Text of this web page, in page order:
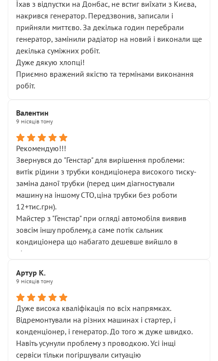
Їхав з відпустки на Донбас, не встиг виїхати з Києва,
накрився генератор. Передзвонив, записали і
прийняли миттєво. За декілька годин перебрали
генератор, замінили радіатор на новий і виконали ще
декілька суміжних робіт.
Дуже дякую хлопці!
Приємно вражений якістю та термінами виконання
робіт.
Валентин
9 місяців тому
Рекомендую!!!
Звернувся до "Генстар" для вирішення проблеми:
витік рідини з трубки кондиціонера високого тиску-
заміна даної трубки (перед цим діагностували
машину на іншому СТО,ціна трубки без роботи
12+тис.грн).
Майстер з "Генстар" при огляді автомобіля виявив
зовсім іншу проблему,а саме потік сальник
кондиціонера що набагато дешевше вийшло в
підсумку.
Артур К.
9 місяців тому
Дуже висока кваліфікація по всіх напрямках.
Відремонтували на різних машинах і стартер, і
конденціонер, і генератор. До того ж дуже швидко.
Навіть усунули проблему з проводкою. Усі інщі
сервіси тільки погіршували ситуацію